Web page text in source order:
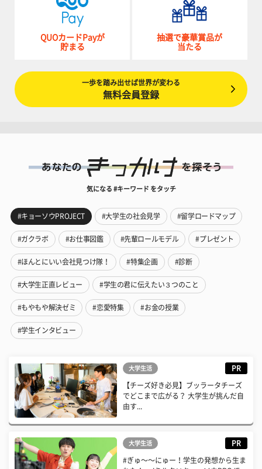
QUOカードPayが
貯まる
抽選で豪華賞品が
当たる
一歩を踏み出せば世界が変わる
無料会員登録
気になる #キーワード をタッチ
#キョーソウPROJECT #大学生の社会見学 #留学ロードマップ
#ガクラボ #お仕事図鑑 #先輩ロールモデル #プレゼント
#ほんとにいい会社見つけ隊！ #特集企画 #診断
#大学生正直レビュー #学生の君に伝えたい３つのこと
#もやもや解決ゼミ #恋愛特集 #お金の授業
#学生インタビュー
大学生活 PR
【チーズ好き必見】ブッラータチーズ
でどこまで広がる？ 大学生が挑んだ自
由す...
大学生活 PR
#ぎゅ〜〜にゅー！学生の発想から生ま